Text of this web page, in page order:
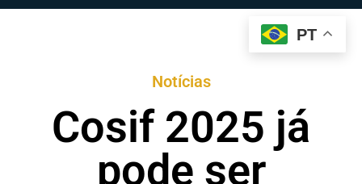
Notícias
Cosif 2025 já
pode ser
PT